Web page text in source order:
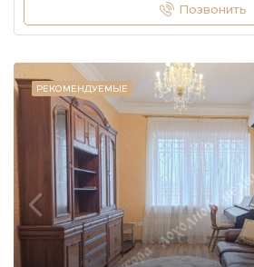
Позвонить
РЕКОМЕНДУЕМЫЕ